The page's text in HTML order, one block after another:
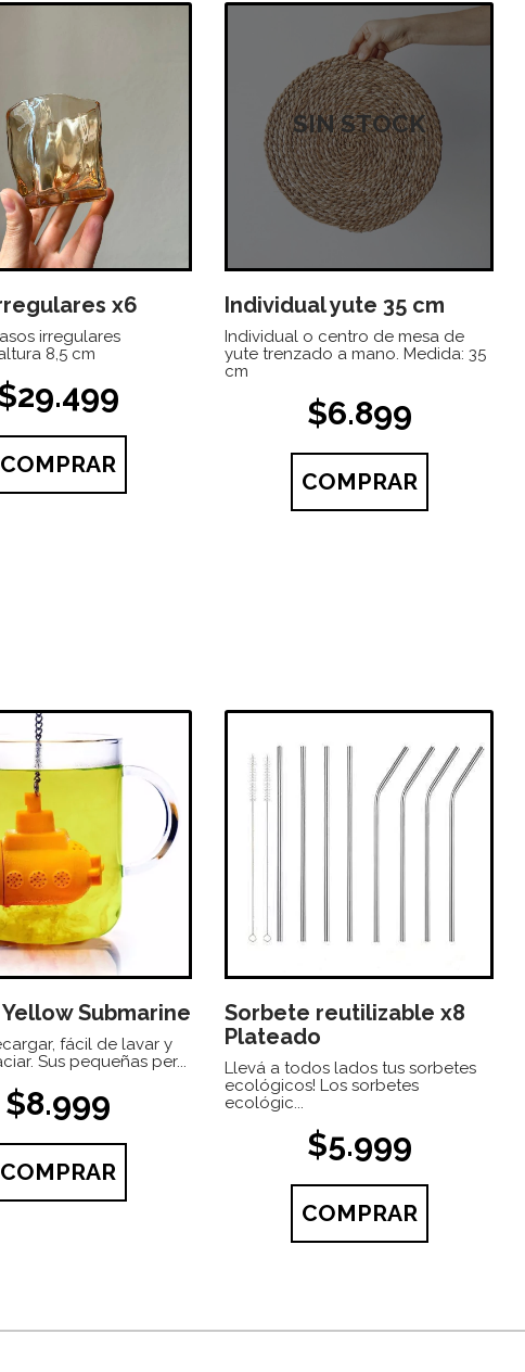
x6
irregulares
8,5 cm
COMPRAR
SIN STOCK
Individual yute 35 cm
Individual o centro de mesa de
yute trenzado a mano. Medida: 35
cm
$6.899
COMPRAR
Submarine
fácil de lavar y
Sus pequeñas per...
$8.999
COMPRAR
Sorbete reutilizable x8
Plateado
Llevá a todos lados tus sorbetes
ecológicos! Los sorbetes
ecológic...
$5.999
COMPRAR